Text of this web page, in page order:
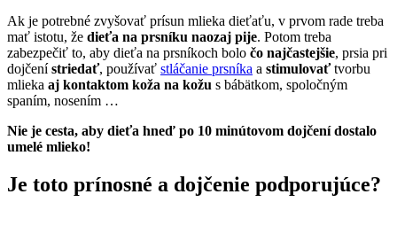
Ak je potrebné zvyšovať prísun mlieka dieťaťu, v prvom rade treba
mať istotu, že dieťa na prsníku naozaj pije. Potom treba
zabezpečiť to, aby dieťa na prsníkoch bolo čo najčastejšie, prsia pri
dojčenístriedať, používať stláčanie prsníka a stimulovaťtvorbu
mlieka aj kontaktom koža na kožu s bábätkom, spoločným
spaním, nosením …
Nie je cesta, aby dieťa hneď po 10 minútovom dojčení dostalo
umelé mlieko!
Je toto prínosné a dojčenie podporujúce?